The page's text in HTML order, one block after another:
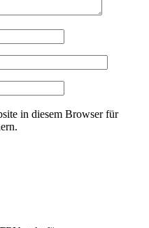
in diesem Browser für